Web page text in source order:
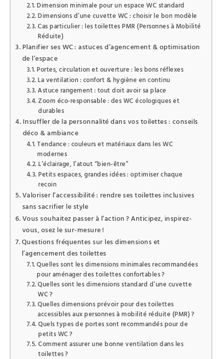
Dimension minimale pour un espace WC standard
Dimensions d’une cuvette WC : choisir le bon modèle
Cas particulier : les toilettes PMR (Personnes à Mobilité
Réduite)
Planifier ses WC : astuces d’agencement & optimisation
de l’espace
Portes, circulation et ouverture : les bons réflexes
La ventilation : confort & hygiène en continu
Astuce rangement : tout doit avoir sa place
Zoom éco‑responsable : des WC écologiques et
durables
Insuffler de la personnalité dans vos toilettes : conseils
déco & ambiance
Tendance : couleurs et matériaux dans les WC
modernes
L’éclairage, l’atout “bien-être”
Petits espaces, grandes idées : optimiser chaque
recoin
Valoriser l’accessibilité : rendre ses toilettes inclusives
sans sacrifier le style
Vous souhaitez passer à l’action ? Anticipez, inspirez-
vous, osez le sur-mesure !
Questions fréquentes sur les dimensions et
l’agencement des toilettes
Quelles sont les dimensions minimales recommandées
pour aménager des toilettes confortables ?
Quelles sont les dimensions standard d’une cuvette
WC ?
Quelles dimensions prévoir pour des toilettes
accessibles aux personnes à mobilité réduite (PMR) ?
Quels types de portes sont recommandés pour de
petits WC ?
Comment assurer une bonne ventilation dans les
toilettes ?